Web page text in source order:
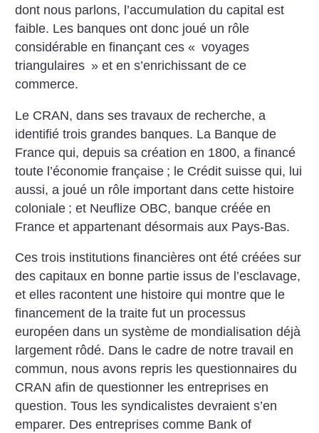
dont nous parlons, l’accumulation du capital est
faible. Les banques ont donc joué un rôle
considérable en finançant ces « voyages
triangulaires » et en s’enrichissant de ce
commerce.
Le CRAN, dans ses travaux de recherche, a
identifié trois grandes banques. La Banque de
France qui, depuis sa création en 1800, a financé
toute l’économie française ; le Crédit suisse qui, lui
aussi, a joué un rôle important dans cette histoire
coloniale ; et Neuflize OBC, banque créée en
France et appartenant désormais aux Pays-Bas.
Ces trois institutions financières ont été créées sur
des capitaux en bonne partie issus de l’esclavage,
et elles racontent une histoire qui montre que le
financement de la traite fut un processus
européen dans un système de mondialisation déjà
largement rôdé. Dans le cadre de notre travail en
commun, nous avons repris les questionnaires du
CRAN afin de questionner les entreprises en
question. Tous les syndicalistes devraient s’en
emparer. Des entreprises comme Bank of